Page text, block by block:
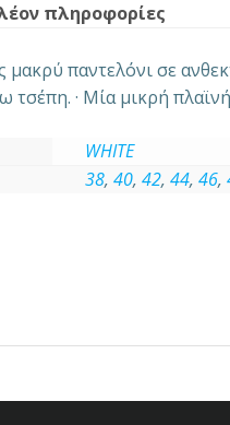
πληροφορίες
μακρύ παντελόνι σε
τσέπη. · Μία μικρή
WHITE
38, 40, 42, 44, 46,